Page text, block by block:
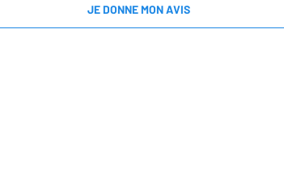
JE DONNE MON AVIS